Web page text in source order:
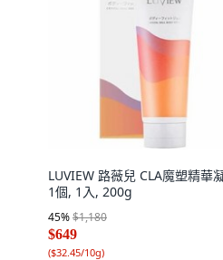
LUVIEW 路薇兒 CLA魔塑精華
1個, 1入, 200g
45%$1,180
$649
($32.45/10g)